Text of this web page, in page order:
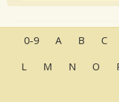
0-9 A B C
L
M N O